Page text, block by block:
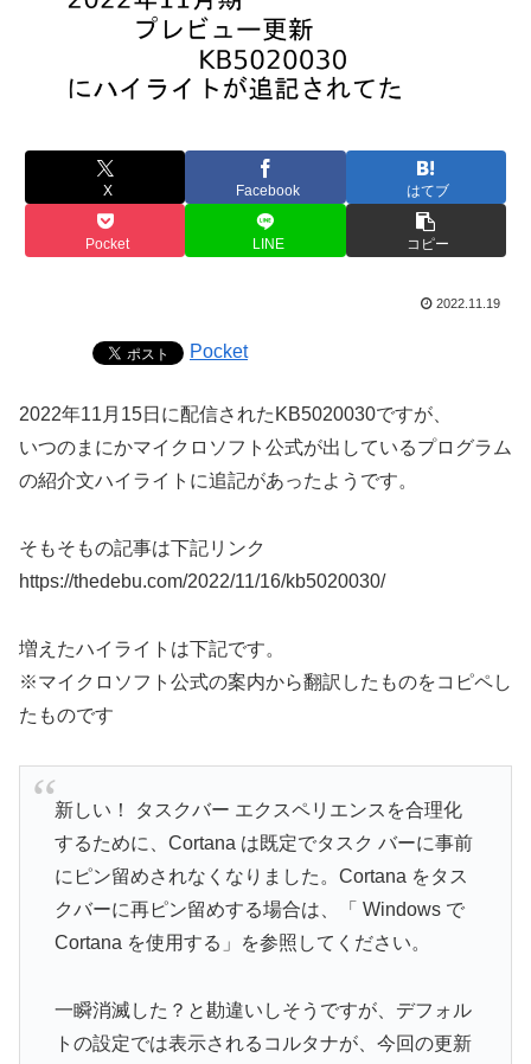
X Facebook はてブ
Pocket LINE コピー
2022.11.19
Pocket
2022年11月15日に配信されたKB5020030ですが、
いつのまにかマイクロソフト公式が出しているプログラム
の紹介文ハイライトに追記があったようです。
そもそもの記事は下記リンク
https://thedebu.com/2022/11/16/kb5020030/
増えたハイライトは下記です。
※マイクロソフト公式の案内から翻訳したものをコピペし
たものです
新しい！ タスクバー エクスペリエンスを合理化
するために、Cortana は既定でタスク バーに事前
にピン留めされなくなりました。Cortana をタス
クバーに再ピン留めする場合は、「 Windows で
Cortana を使用する」を参照してください。
一瞬消滅した？と勘違いしそうですが、デフォル
トの設定では表示されるコルタナが、今回の更新